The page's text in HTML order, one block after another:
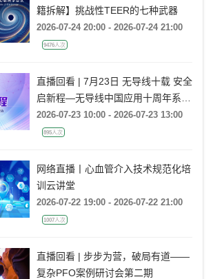
籍拆解】挑战性TEER的七种武器
2026-07-24 20:00 - 2026-07-24 21:00
9476人次
直播回看 | 7月23日 无导线十载 安全
启新程—无导线中国应用十周年系列
活动
2026-07-23 10:00 - 2026-07-23 13:00
895人次
网络直播丨心血管介入技术规范化培
训云讲堂
2026-07-22 19:00 - 2026-07-22 21:00
1007人次
直播回看 | 步步为营，破局有道——
复杂PFO案例研讨会第二期